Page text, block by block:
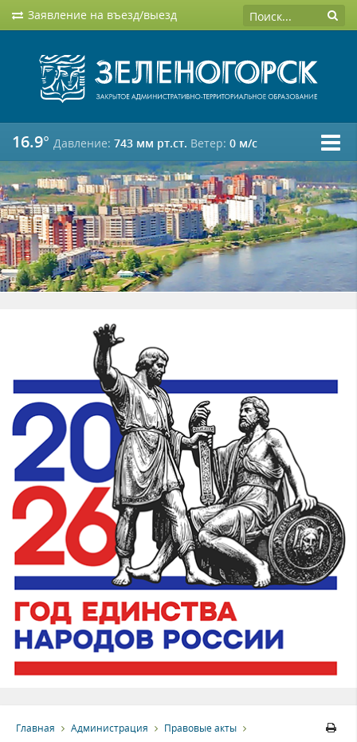
Заявление на въезд/выезд
16.9° Давление: 743 мм рт.ст. Ветер: 0 м/c
Главная Администрация Правовые акты